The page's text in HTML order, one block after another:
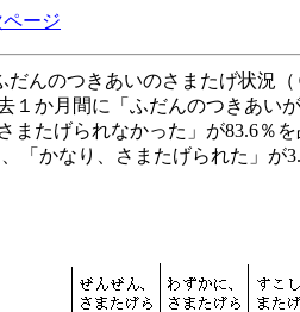
ページ
だんのつきあいのさまたげ状況（
１か月間に「ふだんのつきあい
またげられなかった」が83.6％
、「かなり、さまたげられた」が